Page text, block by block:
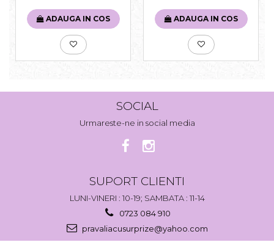
ADAUGA IN COS ADAUGA IN COS
SOCIAL
Urmareste-ne in social media
SUPORT CLIENTI
LUNI-VINERI : 10-19; SAMBATA : 11-14
0723 084 910
pravaliacusurprize@yahoo.com